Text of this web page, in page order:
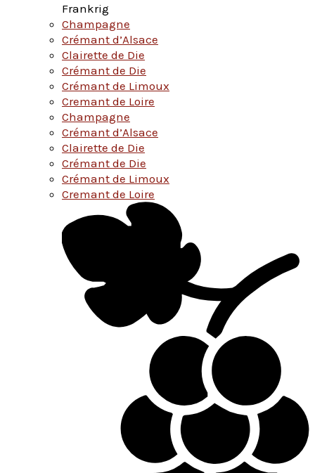
Frankrig
Champagne
Crémant d’Alsace
Clairette de Die
Crémant de Die
Crémant de Limoux
Cremant de Loire
Champagne
Crémant d’Alsace
Clairette de Die
Crémant de Die
Crémant de Limoux
Cremant de Loire